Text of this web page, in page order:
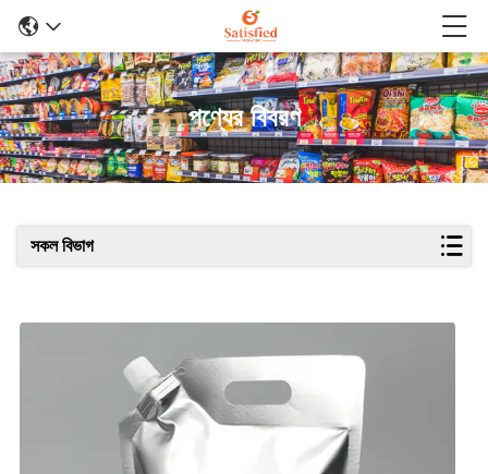
পণ্যের বিবরণ
সকল বিভাগ